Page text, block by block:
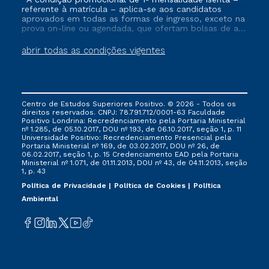
abrir todas as condições vigentes
referente à matrícula – aplica-se aos candidatos
aprovados em todas as formas de ingresso, exceto na
prova on-line ou agendada, que ofertam bolsas de até
vigente, que ainda não tenham efetivado e/ou não
tenham cancelado ou trancado sua matrícula em uma
via FIES, Prouni e outros programas governamentais, e
não se acumula com nenhuma outra campanha
ofertada pela Instituição.
Centro de Estudos Superiores Positivo. © 2026 - Todos os
direitos reservados. CNPJ: 78.791.712/0001-63 Faculdade
Positivo Londrina: Recredenciamento pela Portaria Ministerial
nº 1.285, de 05.10.2017, DOU nº 193, de 06.10.2017, seção 1, p. 11
Universidade Positivo: Recredenciamento Presencial ​pela
Portaria Ministerial nº 169, de 03.02.2017, DOU nº 26, de
06.02.2017, seção 1, p. 15 Credenciamento EAD pela Portaria
Ministerial nº 1.071, de 01.11.2013, DOU nº 43, de 04.11.2013, seção
1, p. 43
Política de Privacidade
Política de Cookies
Política
Ambiental